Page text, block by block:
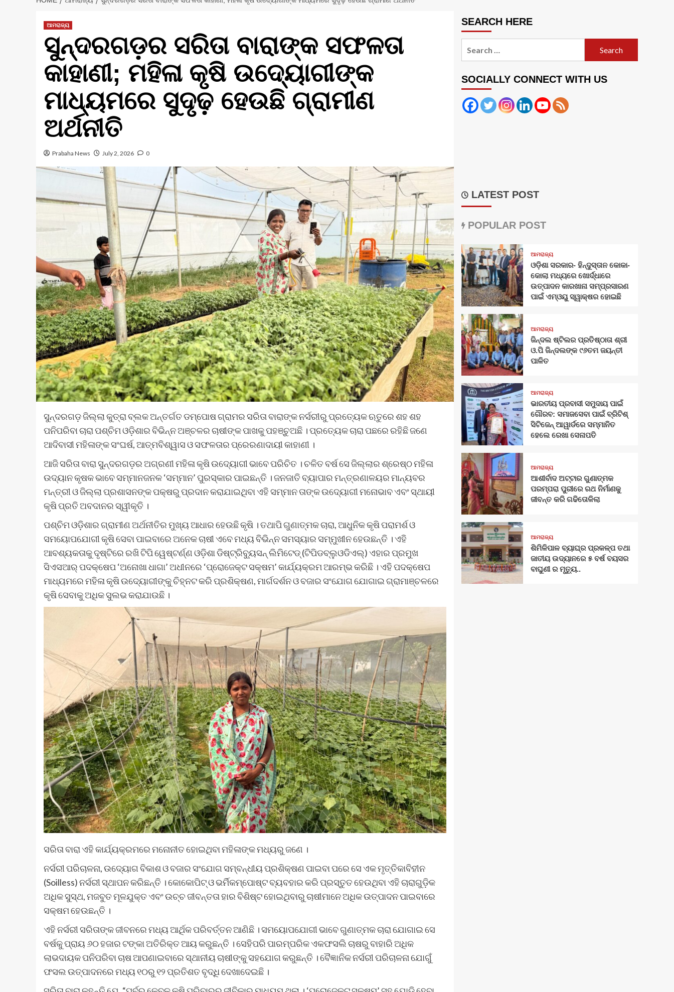
ଆମରାଜ୍ୟ
ସୁନ୍ଦରଗଡ଼ର ସରିତା ବାରାଙ୍କ ସଫଳତା
କାହାଣୀ; ମହିଳା କୃଷି ଉଦ୍ୟୋଗୀଙ୍କ
ମାଧ୍ୟମରେ ସୁଦୃଢ଼ ହେଉଛି ଗ୍ରାମୀଣ
ଅର୍ଥନୀତି
Prabaha News July 2, 2026 0
ସୁନ୍ଦରଗଡ଼ ଜିଲ୍ଲା କୁତ୍ରା ବ୍ଲକ ଅନ୍ତର୍ଗତ ଡମ୍ପୋଷ ଗ୍ରାମର ସରିତା ବାରାଙ୍କ ନର୍ସରୀରୁ ପ୍ରତ୍ୟେକ ଋତୁରେ ଶହ ଶହ
ପନିପରିବା ଚାରା ପଶ୍ଚିମ ଓଡ଼ିଶାର ବିଭିନ୍ନ ଅଞ୍ଚଳର ଚାଷୀଙ୍କ ପାଖକୁ ପହଞ୍ଚୁଅଛି । ପ୍ରତ୍ୟେକ ଚାରା ପଛରେ ରହିଛି ଜଣେ
ଆଦିବାସୀ ମହିଳାଙ୍କ ସଂଘର୍ଷ, ଆତ୍ମବିଶ୍ୱାସ ଓ ସଫଳତାର ପ୍ରେରଣାଦାୟୀ କାହାଣୀ ।
ଆଜି ସରିତା ବାରା ସୁନ୍ଦରଗଡ଼ର ଅଗ୍ରଣୀ ମହିଳା କୃଷି ଉଦ୍ୟୋଗୀ ଭାବେ ପରିଚିତ । ଚଳିତ ବର୍ଷ ସେ ଜିଲ୍ଲାର ଶ୍ରେଷ୍ଠ ମହିଳା
ଉଦ୍ୟାନ କୃଷକ ଭାବେ ସମ୍ମାନଜନକ ‘ସମ୍ମାନ’ ପୁରସ୍କାର ପାଇଛନ୍ତି । ଜନଜାତି ବ୍ୟାପାର ମନ୍ତ୍ରଣାଳୟର ମାନ୍ୟବର
ମନ୍ତ୍ରୀ ଓ ଜିଲ୍ଲା ପ୍ରଶାସନଙ୍କ ପକ୍ଷରୁ ପ୍ରଦାନ କରାଯାଇଥିବା ଏହି ସମ୍ମାନ ତାଙ୍କ ଉଦ୍ୟୋଗୀ ମନୋଭାବ ଏବଂ ସ୍ଥାୟୀ
କୃଷି ପ୍ରତି ଅବଦାନର ସ୍ୱୀକୃତି ।
ପଶ୍ଚିମ ଓଡ଼ିଶାର ଗ୍ରାମୀଣ ଅର୍ଥନୀତିର ମୁଖ୍ୟ ଆଧାର ହେଉଛି କୃଷି । ତଥାପି ଗୁଣାତ୍ମକ ଚାରା, ଆଧୁନିକ କୃଷି ପରାମର୍ଶ ଓ
ସମୟୋପଯୋଗୀ କୃଷି ସେବା ପାଇବାରେ ଅନେକ ଚାଷୀ ଏବେ ମଧ୍ୟ ବିଭିନ୍ନ ସମସ୍ୟାର ସମ୍ମୁଖୀନ ହେଉଛନ୍ତି । ଏହି
ଆବଶ୍ୟକତାକୁ ଦୃଷ୍ଟିରେ ରଖି ଟିପି ୱେଷ୍ଟର୍ଣ୍ଣ ଓଡ଼ିଶା ଡିଷ୍ଟ୍ରିବ୍ୟୁସନ୍ ଲିମିଟେଡ୍ (ଟିପିଡବ୍ଲୁଓଡିଏଲ୍) ଏହାର ପ୍ରମୁଖ
ସିଏସଆର୍ ପଦକ୍ଷେପ ‘ଅନୋଖା ଧାଗା’ ଅଧୀନରେ ‘ପ୍ରୋଜେକ୍ଟ ସକ୍ଷମ’ କାର୍ଯ୍ୟକ୍ରମ ଆରମ୍ଭ କରିଛି । ଏହି ପଦକ୍ଷେପ
ମାଧ୍ୟମରେ ମହିଳା କୃଷି ଉଦ୍ୟୋଗୀଙ୍କୁ ଚିହ୍ନଟ କରି ପ୍ରଶିକ୍ଷଣ, ମାର୍ଗଦର୍ଶନ ଓ ବଜାର ସଂଯୋଗ ଯୋଗାଇ ଗ୍ରାମାଞ୍ଚଳରେ
କୃଷି ସେବାକୁ ଅଧିକ ସୁଲଭ କରାଯାଉଛି ।
ସରିତା ବାରା ଏହି କାର୍ଯ୍ୟକ୍ରମରେ ମନୋନୀତ ହୋଇଥିବା ମହିଳାଙ୍କ ମଧ୍ୟରୁ ଜଣେ ।
ନର୍ସରୀ ପରିଚାଳନା, ଉଦ୍ୟୋଗ ବିକାଶ ଓ ବଜାର ସଂଯୋଗ ସମ୍ବନ୍ଧୀୟ ପ୍ରଶିକ୍ଷଣ ପାଇବା ପରେ ସେ ଏକ ମୃତ୍ତିକାବିହୀନ
(Soilless) ନର୍ସରୀ ସ୍ଥାପନ କରିଛନ୍ତି । କୋକୋପିଟ୍ ଓ ଭର୍ମିକମ୍ପୋଷ୍ଟ ବ୍ୟବହାର କରି ପ୍ରସ୍ତୁତ ହେଉଥିବା ଏହି ଚାରାଗୁଡ଼ିକ
ଅଧିକ ସୁସ୍ଥ, ମଜବୁତ ମୂଳଯୁକ୍ତ ଏବଂ ଉଚ୍ଚ ଜୀବନ୍ତତା ହାର ବିଶିଷ୍ଟ ହୋଇଥିବାରୁ ଚାଷୀମାନେ ଅଧିକ ଉତ୍ପାଦନ ପାଇବାରେ
ସକ୍ଷମ ହେଉଛନ୍ତି ।
ଏହି ନର୍ସରୀ ସରିତାଙ୍କ ଜୀବନରେ ମଧ୍ୟ ଆର୍ଥିକ ପରିବର୍ତ୍ତନ ଆଣିଛି । ସମୟୋପଯୋଗୀ ଭାବେ ଗୁଣାତ୍ମକ ଚାରା ଯୋଗାଇ ସେ
ବର୍ଷକୁ ପ୍ରାୟ ୬୦ ହଜାର ଟଙ୍କା ଅତିରିକ୍ତ ଆୟ କରୁଛନ୍ତି । ସେହିପରି ପାରମ୍ପରିକ ଏକଫସଲି ଚାଷରୁ ବାହାରି ଅଧିକ
ଲାଭଦାୟକ ପନିପରିବା ଚାଷ ଆପଣାଇବାରେ ସ୍ଥାନୀୟ ଚାଷୀଙ୍କୁ ସହଯୋଗ କରୁଛନ୍ତି । ବୈଜ୍ଞାନିକ ନର୍ସରୀ ପରିଚାଳନା ଯୋଗୁଁ
ଫସଲ ଉତ୍ପାଦନରେ ମଧ୍ୟ ୧୦ରୁ ୧୨ ପ୍ରତିଶତ ବୃଦ୍ଧି ଦେଖାଦେଇଛି ।
SEARCH HERE
SOCIALLY CONNECT WITH US
LATEST POST
POPULAR POST
ଆମରାଜ୍ୟ
ଓଡ଼ିଶା ସରକାର- ହିନ୍ଦୁସ୍ତାନ କୋକା-
କୋଲା ମଧ୍ୟରେ ଖୋର୍ଦ୍ଧାରେ
ଉତ୍ପାଦନ କାରଖାନା ସମ୍ପ୍ରସାରଣ
ପାଇଁ ଏମ୍‌ଓୟୁ ସ୍ୱାକ୍ଷର ହୋଇଛି
ଆମରାଜ୍ୟ
ଜିନ୍ଦଲ ଷ୍ଟିଲର ପ୍ରତିଷ୍ଠାତା ଶ୍ରୀ
ଓ.ପି ଜିନ୍ଦଲଙ୍କ ୯୬ତମ ଜୟନ୍ତୀ
ପାଳିତ
ଆମରାଜ୍ୟ
ଭାରତୀୟ ପ୍ରବାସୀ ସମୁଦାୟ ପାଇଁ
ଗୌରବ: ସମାଜସେବା ପାଇଁ ବ୍ରିଟିଶ୍
ସିଟିଜେନ୍ ଆୱାର୍ଡରେ ସମ୍ମାନିତ
ହେଲେ ରେଖା ସେନାପତି
ଆମରାଜ୍ୟ
ଆଶୀର୍ବାଦ ଅଟ୍ଟାର ଗୁଣାତ୍ମକ
ପରମ୍ପରା ପୁରୀରେ ରଥ ନିର୍ମାଣକୁ
ଜୀବନ୍ତ କରି ଗଢିତୋଳିଲା
ଆମରାଜ୍ୟ
ଶିମିଳିପାଳ ବ୍ୟାଘ୍ର ପ୍ରକଳ୍ପ ତଥା
ଜାତୀୟ ଉଦ୍ୟାନରେ ୫ ବର୍ଷ ବୟସର
ବାଘୁଣୀ ର ମୃତ୍ୟୁ..